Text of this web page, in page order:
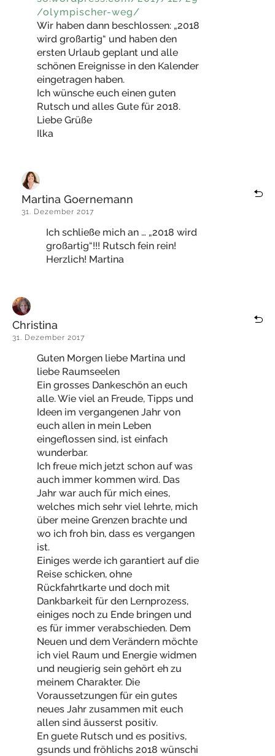
/olympischer-weg/
Wir haben dann beschlossen: „2018
wird großartig“ und haben den
ersten Urlaub geplant und alle
schönen Ereignisse in den Kalender
eingetragen haben.
Ich wünsche euch einen guten
Rutsch und alles Gute für 2018.
Liebe Grüße
Ilka
Martina Goernemann
31. Dezember 2017
Ich schließe mich an … „2018 wird
großartig“!!! Rutsch fein rein!
Herzlich! Martina
Christina
31. Dezember 2017
Guten Morgen liebe Martina und
liebe Raumseelen
Ein grosses Dankeschön an euch
alle. Wie viel an Freude, Tipps und
Ideen im vergangenen Jahr von
euch allen in mein Leben
eingeflossen sind, ist einfach
wunderbar.
Ich freue mich jetzt schon auf was
auch immer kommen wird. Das
Jahr war auch für mich eines,
welches mich sehr viel lehrte, mich
über meine Grenzen brachte und
wo ich froh bin, dass es vergangen
ist.
Einiges werde ich garantiert auf die
Reise schicken, ohne
Rückfahrtkarte und doch mit
Dankbarkeit für den Lernprozess,
einiges noch zu Ende bringen und
es für immer verabschieden. Dem
Neuen und dem Verändern möchte
ich viel Raum und Energie widmen
und neugierig sein gehört eh zu
meinem Charakter. Die
Voraussetzungen für ein gutes
neues Jahr zusammen mit euch
allen sind äusserst positiv.
En guete Rutsch und es positivs,
gsunds und fröhlichs 2018 wünschi